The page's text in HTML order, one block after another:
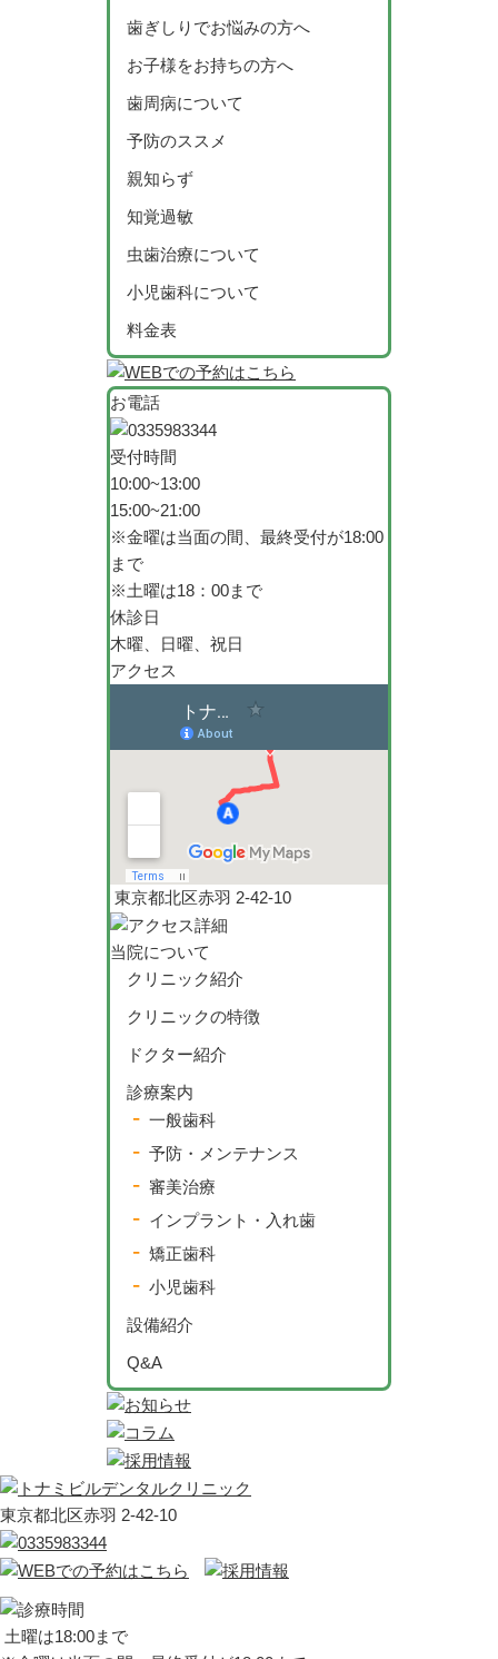
歯ぎしりでお悩みの方へ
お子様をお持ちの方へ
歯周病について
予防のススメ
親知らず
知覚過敏
虫歯治療について
小児歯科について
料金表
お電話
受付時間
10:00~13:00
15:00~21:00
※金曜は当面の間、最終受付が18:00
まで
※土曜は18：00まで
休診日
木曜、日曜、祝日
アクセス
東京都北区赤羽 2-42-10
当院について
クリニック紹介
クリニックの特徴
ドクター紹介
診療案内
一般歯科
予防・メンテナンス
審美治療
インプラント・入れ歯
矯正歯科
小児歯科
設備紹介
Q&A
東京都北区赤羽 2-42-10
土曜は18:00まで